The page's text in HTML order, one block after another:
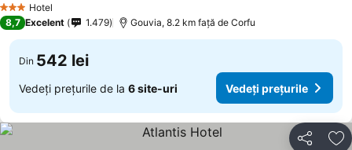
3 SteleHotel
8,7 Excelent 1.479 Gouvia, 8.2 km faţă de Corfu
Din 542 lei
Vedeți prețurile de la 6 site-uri Vedeți prețurile
Distribuiți